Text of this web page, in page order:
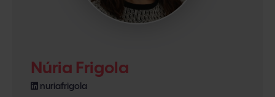
Núria Frigola
nuriafrigola